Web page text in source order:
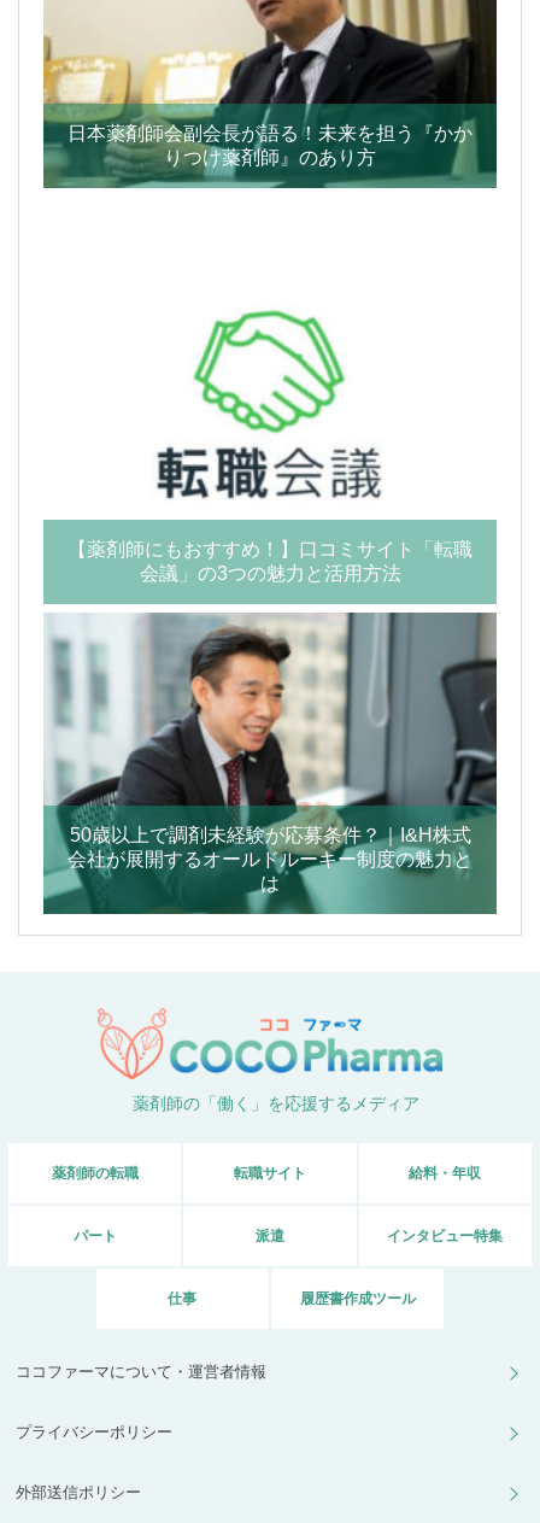
日本薬剤師会副会長が語る！未来を担う『かか
りつけ薬剤師』のあり方
【薬剤師にもおすすめ！】口コミサイト「転職
会議」の3つの魅力と活用方法
50歳以上で調剤未経験が応募条件？｜I&H株式
会社が展開するオールドルーキー制度の魅力と
は
薬剤師の「働く」を応援するメディア
薬剤師の転職 転職サイト 給料・年収
パート 派遣 インタビュー特集
仕事 履歴書作成ツール
ココファーマについて・運営者情報
プライバシーポリシー
外部送信ポリシー